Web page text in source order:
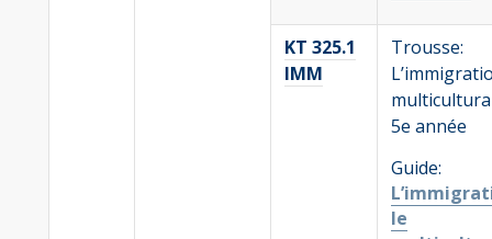
KT 325.1
IMM
Trousse:
5e année
Guide:
le